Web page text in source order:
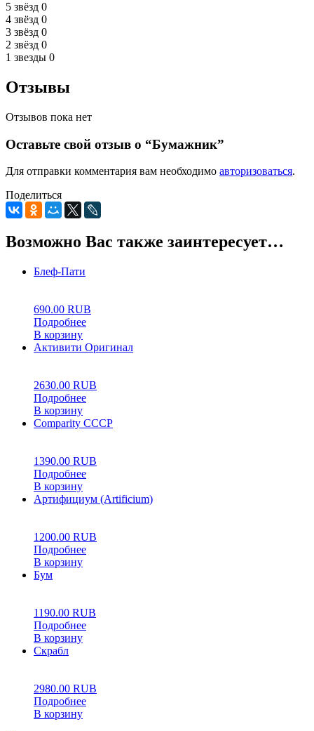
5 звёзд 0
4 звёзд 0
3 звёзд 0
2 звёзд 0
1 звезды 0
Отзывы
Отзывов пока нет
Оставьте свой отзыв о “Бумажник”
Для отправки комментария вам необходимо авторизоваться.
Поделиться
Возможно Вас также заинтересует…
Блеф-Пати
690.00 RUB
Подробнее
В корзину
Активити Оригинал
2630.00 RUB
Подробнее
В корзину
Comparity СССР
1390.00 RUB
Подробнее
В корзину
Артифициум (Artificium)
1200.00 RUB
Подробнее
В корзину
Бум
1190.00 RUB
Подробнее
В корзину
Скрабл
2980.00 RUB
Подробнее
В корзину